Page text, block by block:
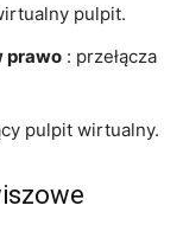
pulpit.
prawo : przełącza
pulpit wirtualny.